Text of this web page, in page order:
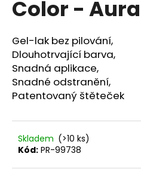
Color -
Gel-lak bez pilování,
Dlouhotrvající barva,
Snadná aplikace,
Snadné odstranění,
Patentovaný štěteček
Skladem (>10 ks)
Kód: PR-99738
a
í
t
?